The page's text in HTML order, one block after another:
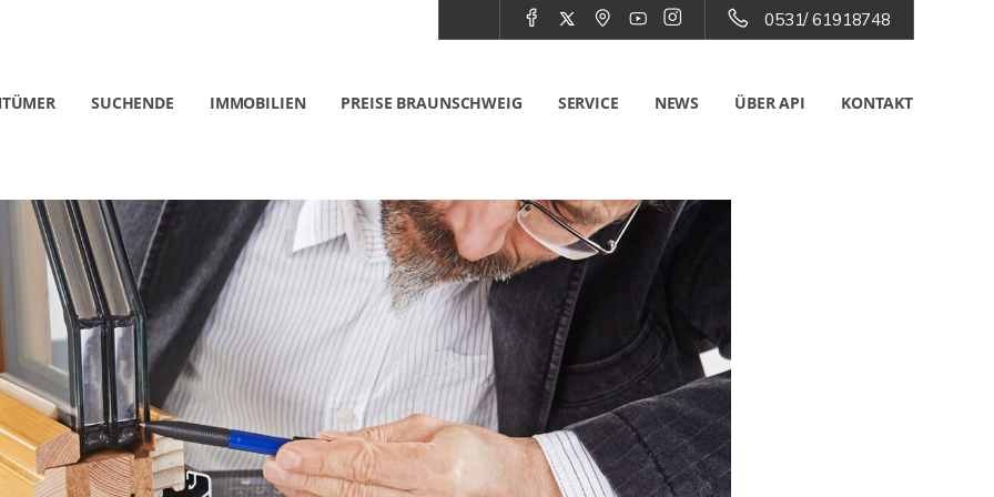
0531/ 61918748
SUCHENDE IMMOBILIEN PREISE BRAUNSCHWEIG SERVICE NEWS ÜBER API KONTAKT